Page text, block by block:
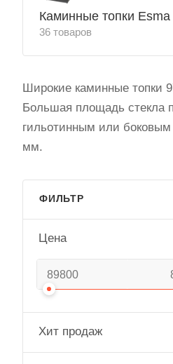
Каминные топки Esma
36 товаров
Широкие каминные топки
Большая площадь стекла
гильотинным или
мм.
ФИЛЬТР
Цена
Хит продаж